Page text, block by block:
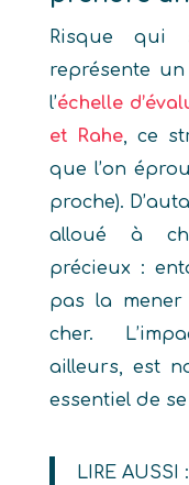
Risque qui
représente
l’échelle
et Rahe, ce
que l’on
proche).
alloué à
précieux :
pas la
cher.
ailleurs, est
essentiel de
LIRE AUSSI :